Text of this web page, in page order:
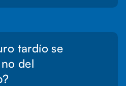
tardío se
del